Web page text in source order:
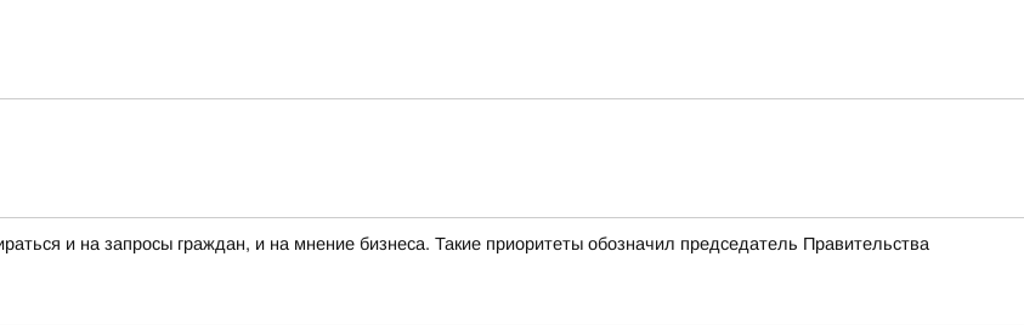
и на запросы граждан, и на мнение бизнеса. Такие приоритеты обозначил председатель Правительства